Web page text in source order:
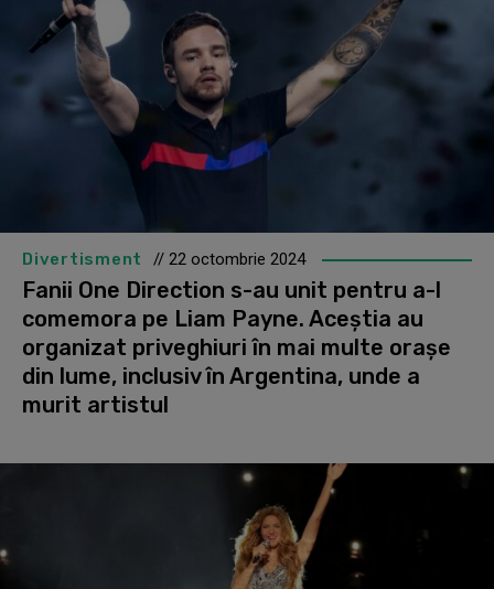
Divertisment // 22 octombrie 2024
Fanii One Direction s-au unit pentru a-l
comemora pe Liam Payne. Aceștia au
organizat priveghiuri în mai multe orașe
din lume, inclusiv în Argentina, unde a
murit artistul